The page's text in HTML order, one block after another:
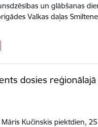
un glābšanas
Valkas daļas
dosies reģionālajā
Kučinskis piektdien,